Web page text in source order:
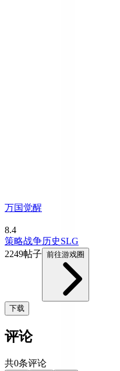
万国觉醒
8.4
策略战争历史SLG
2249帖子 前往游戏圈
下载
评论
共0条评论